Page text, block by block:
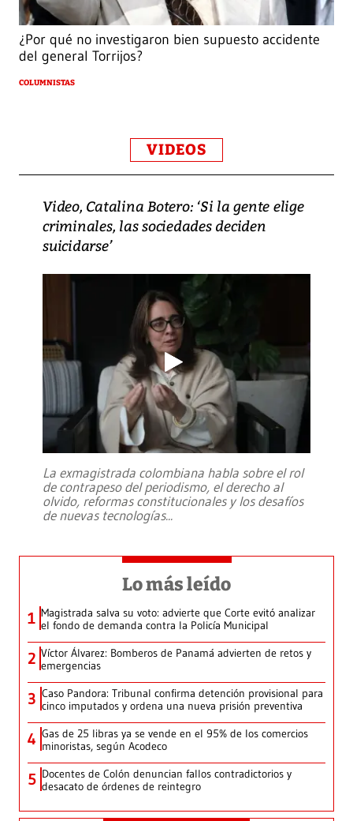
¿Por qué no investigaron bien supuesto accidente
del general Torrijos?
COLUMNISTAS
VIDEOS
Video, Catalina Botero: ‘Si la gente elige
criminales, las sociedades deciden
suicidarse’
La exmagistrada colombiana habla sobre el rol
de contrapeso del periodismo, el derecho al
olvido, reformas constitucionales y los desafíos
de nuevas tecnologías...
Lo más leído
1 Magistrada salva su voto: advierte que Corte evitó analizar
el fondo de demanda contra la Policía Municipal
2 Víctor Álvarez: Bomberos de Panamá advierten de retos y
emergencias
3 Caso Pandora: Tribunal confirma detención provisional para
cinco imputados y ordena una nueva prisión preventiva
4 Gas de 25 libras ya se vende en el 95% de los comercios
minoristas, según Acodeco
5 Docentes de Colón denuncian fallos contradictorios y
desacato de órdenes de reintegro